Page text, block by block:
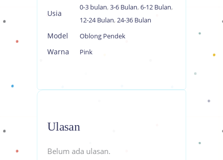
Usia
0-3 bulan, 3-6 Bulan, 6-12 Bulan,
12-24 Bulan, 24-36 Bulan
Model Oblong Pendek
Warna Pink
Ulasan
Belum ada ulasan.